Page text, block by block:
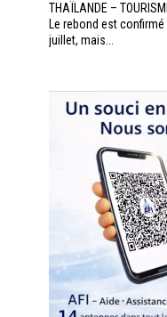
THAÏLANDE –
Le rebond est confirmé
juillet, mais...